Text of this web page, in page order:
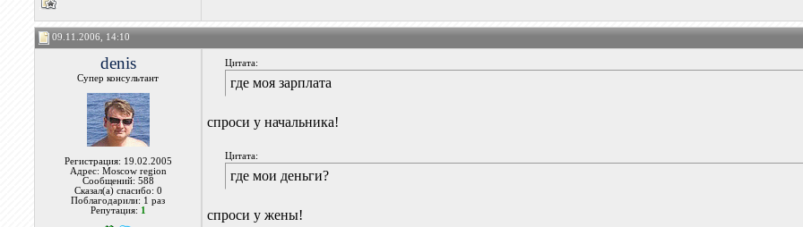
09.11.2006, 14:10
denis
Супер консультант
Регистрация: 19.02.2005
Адрес: Moscow region
Сообщений: 588
Сказал(а) спасибо: 0
Поблагодарили: 1 раз
Репутация: 1
Цитата:
где моя зарплата
спроси у начальника!
Цитата:
где мои деньги?
спроси у жены!